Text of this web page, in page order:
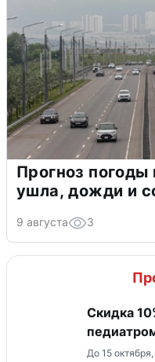
Прогноз
ушла, дожди и
9 августа 3
Скидка
До 15